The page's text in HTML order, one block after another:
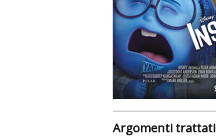
Argomenti trattati